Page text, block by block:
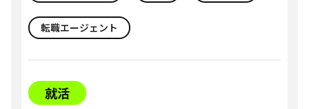
転職エージェント
就活